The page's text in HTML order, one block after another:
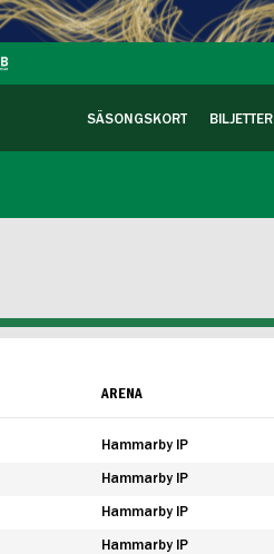
SÄSONGSKORT BILJETTER
ARENA
Hammarby IP
Hammarby IP
Hammarby IP
Hammarby IP